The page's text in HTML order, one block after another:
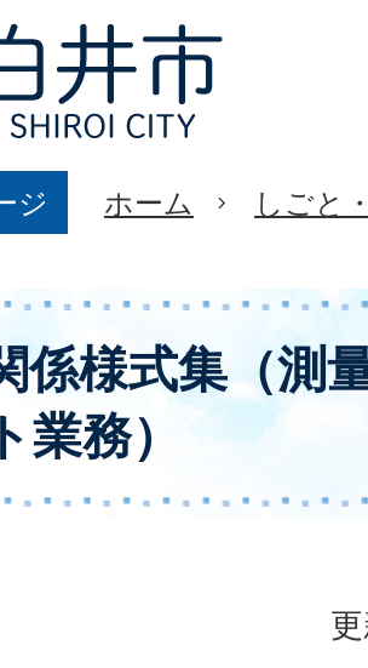
ジ ホーム しごと
係様式集（測
業務）